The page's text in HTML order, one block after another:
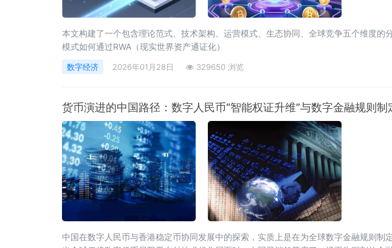
本文构建了一个包含理论范式、技术架构、运营模式、生态协同、全球竞争五个维度的
模式如何通过RWA（现实世界资产通证化）
数字经济 2026年01月28日 329650 浏览
货币演进的中国路径：数字人民币“智能权证升维”与数字金融规则
中国在数字人民币与香港稳定币协同发展中的探索，实质上是在为全球数字金融规则制